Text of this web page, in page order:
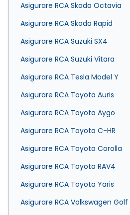
Asigurare RCA Skoda Octavia
Asigurare RCA Skoda Rapid
Asigurare RCA Suzuki SX4
Asigurare RCA Suzuki Vitara
Asigurare RCA Tesla Model Y
Asigurare RCA Toyota Auris
Asigurare RCA Toyota Aygo
Asigurare RCA Toyota C-HR
Asigurare RCA Toyota Corolla
Asigurare RCA Toyota RAV4
Asigurare RCA Toyota Yaris
Asigurare RCA Volkswagen Golf